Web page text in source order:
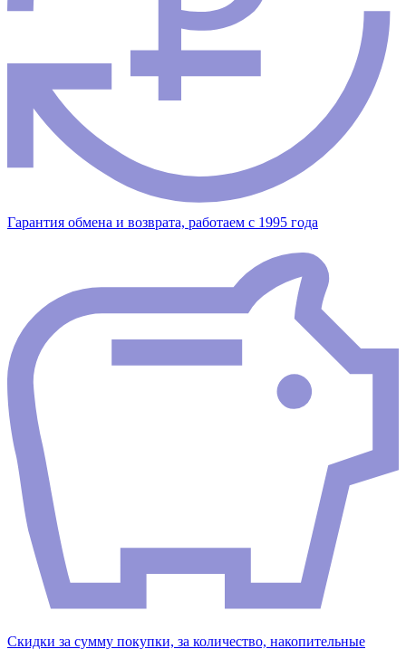
Гарантия обмена и возврата, работаем с 1995 года
Скидки за сумму покупки, за количество, накопительные